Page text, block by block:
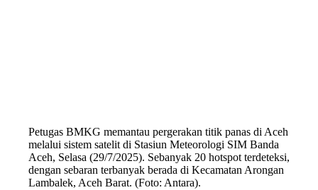
Petugas BMKG memantau pergerakan titik panas di Aceh
melalui sistem satelit di Stasiun Meteorologi SIM Banda
Aceh, Selasa (29/7/2025). Sebanyak 20 hotspot terdeteksi,
dengan sebaran terbanyak berada di Kecamatan Arongan
Lambalek, Aceh Barat. (Foto: Antara).